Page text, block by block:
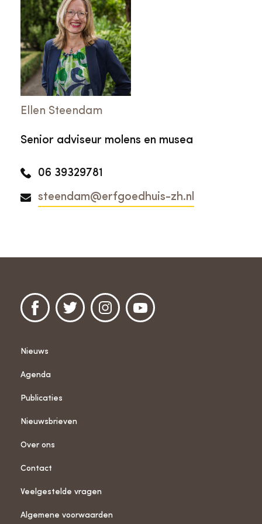
landschap. De Erfgoedparel is een grote
eer en blijk van waardering hoe met hulp
van vrijwilligers een klein vergeten stukje
land kan worden omgetoverd tot een
waardevolle plek voor de lokale
gemeenschap en een verrassende
kennismaking met Nederland voor toeristen.
Ellen Steendam
Senior adviseur molens en musea
06 39329781
steendam@erfgoedhuis-zh.nl
Nieuws
Agenda
Publicaties
Nieuwsbrieven
Over ons
Contact
Veelgestelde vragen
Algemene voorwaarden